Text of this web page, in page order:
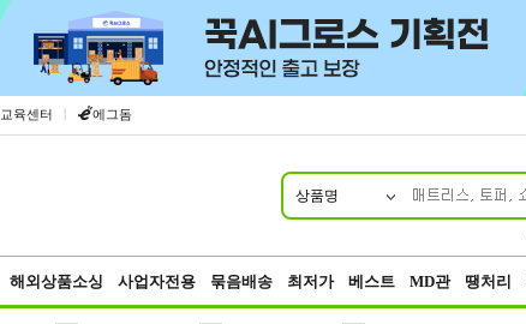
교육센터 | 에그돔
상품명
해외상품소싱 사업자전용 묶음배송 최저가 베스트 MD관 땡처리